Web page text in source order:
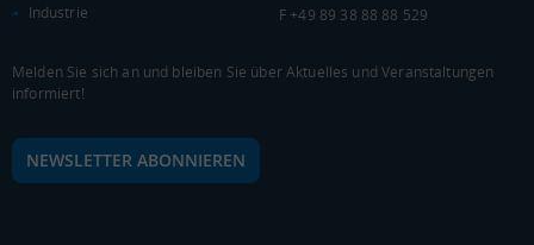
(LANDKREIS / KREISFREIE STADT)
Gesamt BIP je Erwerbstätigen
5.430.738 Tsd. € 58.277 €
Industrie
F +49 89 38 88 88 529
Melden Sie sich an und bleiben Sie über Aktuelles und Veranstaltungen
informiert!
NEWSLETTER ABONNIEREN